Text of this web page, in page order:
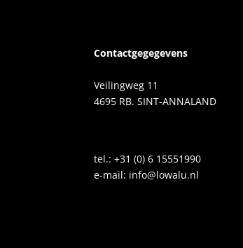
Contactgegegevens
Veilingweg 11
4695 RB. SINT-ANNALAND
tel.:+31 (0) 6 15551990
e-mail: info@lowalu.nl